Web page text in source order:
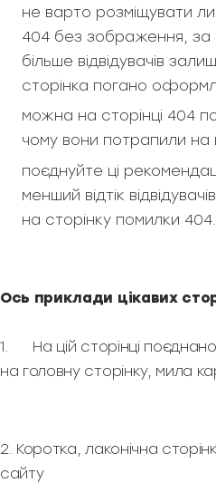
не варто розміщувати
404 без зображення, за
більше відвідувачів
сторінка погано
можна на сторінці 404
чому вони потрапили на
поєднуйте ці
менший відтік
на сторінку помилки 404.
Ось приклади цікавих
1. На цій сторінці
на головну сторінку, мила
2. Коротка, лаконічна
сайту